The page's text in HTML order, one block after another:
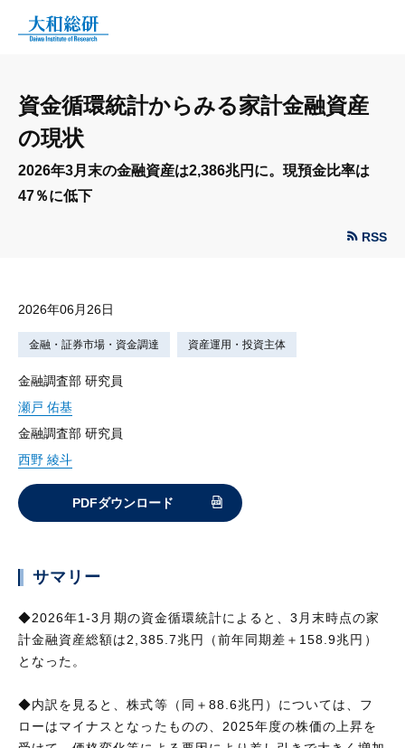
資金循環統計からみる家計金融資産
の現状
2026年3月末の金融資産は2,386兆円に。現預金比率は
47％に低下
RSS
2026年06月26日
金融・証券市場・資金調達 資産運用・投資主体
金融調査部 研究員
瀬戸 佑基
金融調査部 研究員
西野 綾斗
PDFダウンロード
サマリー
◆2026年1-3月期の資金循環統計によると、3月末時点の家
計金融資産総額は2,385.7兆円（前年同期差＋158.9兆円）
となった。
◆内訳を見ると、株式等（同＋88.6兆円）については、フ
ローはマイナスとなったものの、2025年度の株価の上昇を